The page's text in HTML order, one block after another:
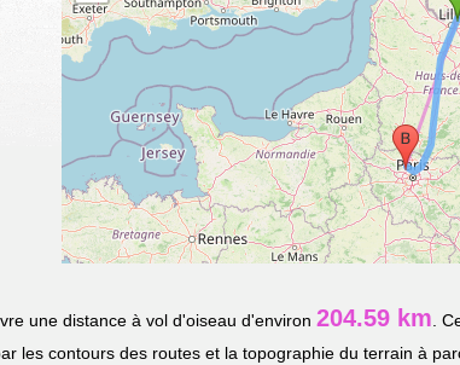
une distance à vol d'oiseau d'environ 204.59 km .
les contours des routes et la topographie du terrain à